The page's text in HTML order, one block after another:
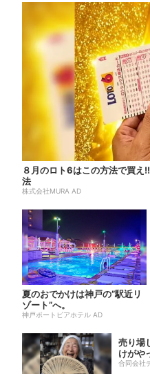
８月のロト6はこの方法で買え
法
株式会社MURA AD
夏のおでかけは神戸の”駅近リ
ゾート”へ。
神戸ポートピアホテル AD
売り場
けがや
合同会社